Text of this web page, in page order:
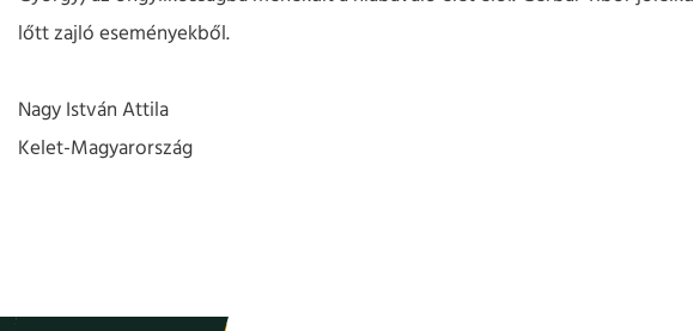
lőtt zajló eseményekből.
Nagy István Attila
Kelet-Magyarország